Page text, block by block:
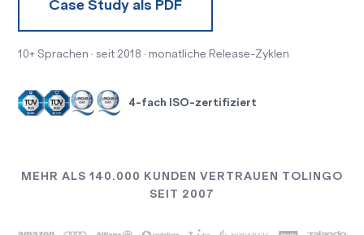
Case Study als PDF
10+ Sprachen · seit 2018 · monatliche Release-Zyklen
4-fach ISO-zertifiziert
MEHR ALS 140.000 KUNDEN VERTRAUEN TOLINGO
SEIT 2007